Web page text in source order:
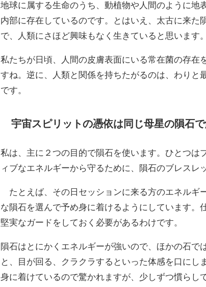
地球に属する生命のうち、動植物や人間のように地
内部に存在しているのです。とはいえ、太古に来た
で、人類にさほど興味もなく生きていると思います。
私たちが日頃、人間の皮膚表面にいる常在菌の存在
すね。逆に、人類と関係を持ちたがるのは、わりと
です。
宇宙スピリットの憑依は同じ母星の隕石
私は、主に２つの目的で隕石を使います。ひとつは
ィブなエネルギーから守るために、隕石のブレスレ
たとえば、その日セッションに来る方のエネルギ
な隕石を選んで予め身に着けるようにしています。
堅実なガードをしておく必要があるわけです。
隕石はとにかくエネルギーが強いので、ほかの石で
と、目が回る、クラクラするといった体感を口にし
身に着けているので驚かれますが、少しずつ慣らし